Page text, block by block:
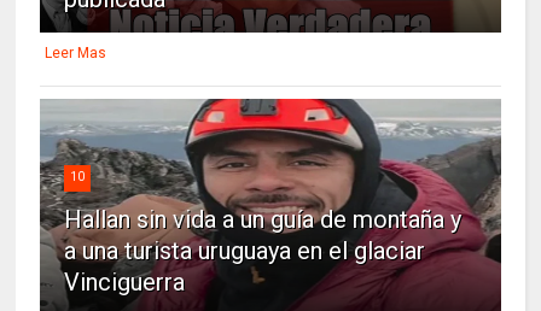
Leer Mas
10
Hallan sin vida a un guía de montaña y
a una turista uruguaya en el glaciar
Vinciguerra